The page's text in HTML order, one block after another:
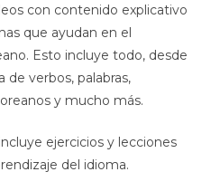
con contenido explicativo
que ayudan en el
Esto incluye todo, desde
de verbos, palabras,
y mucho más.
ejercicios y lecciones
del idioma.